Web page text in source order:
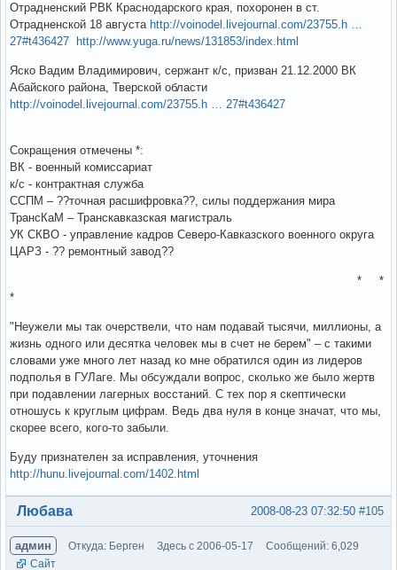
Отрадненский РВК Краснодарского края, похоронен в ст.
Отрадненской 18 августа http://voinodel.livejournal.com/23755.h …
27#t436427
http://www.yuga.ru/news/131853/index.html
Яско Вадим Владимирович, сержант к/с, призван 21.12.2000 ВК
Абайского района, Тверской области
http://voinodel.livejournal.com/23755.h … 27#t436427
Сокращения отмечены *:
ВК - военный комиссариат
к/с - контрактная служба
ССПМ – ??точная расшифровка??, силы поддержания мира
ТрансКаМ – Транскавказская магистраль
УК СКВО - управление кадров Северо-Кавказского военного округа
ЦАРЗ - ?? ремонтный завод??
* *
*
"Неужели мы так очерствели, что нам подавай тысячи, миллионы, а
жизнь одного или десятка человек мы в счет не берем" – с такими
словами уже много лет назад ко мне обратился один из лидеров
подполья в ГУЛаге. Мы обсуждали вопрос, сколько же было жертв
при подавлении лагерных восстаний. С тех пор я скептически
отношусь к круглым цифрам. Ведь два нуля в конце значат, что мы,
скорее всего, кого-то забыли.
Буду признателен за исправления, уточнения
http://hunu.livejournal.com/1402.html
Вне форума #105
2008-08-23 07:32:50
Любава
админ Откуда: Берген Здесь с 2006-05-17
Сообщений: 6,029
Сайт